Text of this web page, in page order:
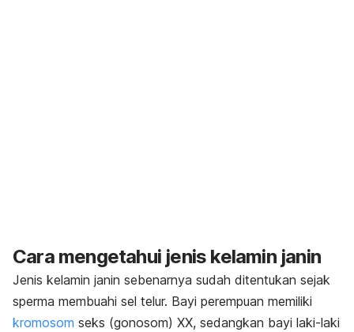
Cara mengetahui jenis kelamin janin
Jenis kelamin janin sebenarnya sudah ditentukan sejak
sperma membuahi sel telur. Bayi perempuan memiliki
kromosom seks (gonosom) XX, sedangkan bayi laki-laki